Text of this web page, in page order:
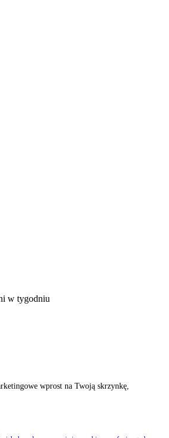
w tygodniu
wprost na Twoją skrzynkę,